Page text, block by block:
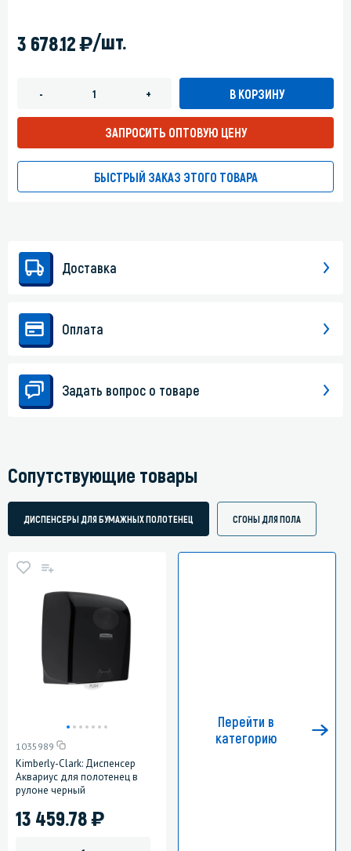
3 678.12)/шт.
- + В КОРЗИНУ
ЗАПРОСИТЬ ОПТОВУЮ ЦЕНУ
БЫСТРЫЙ ЗАКАЗ ЭТОГО ТОВАРА
Доставка
Оплата
Задать вопрос о товаре
Сопутствующие товары
ДИСПЕНСЕРЫ ДЛЯ БУМАЖНЫХ ПОЛОТЕНЕЦ СГОНЫ ДЛЯ ПОЛА
1035989
Kimberly-Clark: Диспенсер
Аквариус для полотенец в
рулоне черный
13 459.78)
Перейти в
категорию